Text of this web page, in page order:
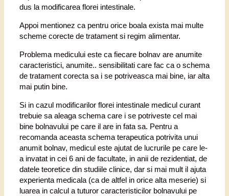
dus la modificarea florei intestinale.
Appoi mentionez ca pentru orice boala exista mai multe
scheme corecte de tratament si regim alimentar.
Problema medicului este ca fiecare bolnav are anumite
caracteristici, anumite.. sensibilitati care fac ca o schema
de tratament corecta sa i se potriveasca mai bine, iar alta
mai putin bine.
Si in cazul modificarilor florei intestinale medicul curant
trebuie sa aleaga schema care i se potriveste cel mai
bine bolnavului pe care il are in fata sa. Pentru a
recomanda aceasta schema terapeutica potrivita unui
anumit bolnav, medicul este ajutat de lucrurile pe care le-
a invatat in cei 6 ani de facultate, in anii de rezidentiat, de
datele teoretice din studiile clinice, dar si mai mult il ajuta
experienta medicala (ca de altfel in orice alta meserie) si
luarea in calcul a tuturor caracteristicilor bolnavului pe